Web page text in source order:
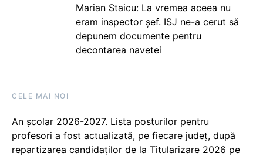
Marian Staicu: La vremea aceea nu
eram inspector șef. ISJ ne-a cerut să
depunem documente pentru
decontarea navetei
CELE MAI NOI
An școlar 2026-2027. Lista posturilor pentru
profesori a fost actualizată, pe fiecare județ, după
repartizarea candidaților de la Titularizare 2026 pe